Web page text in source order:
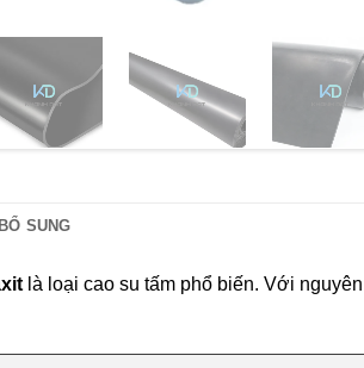
SUNG
là loại cao su tấm phổ biến. Với